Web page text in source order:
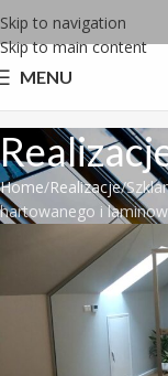
Skip to navigation
Skip to main content
MENU
Home Realizacje
hartowanego i